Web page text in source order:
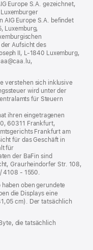
Europe S.A. gezeichnet,
AIG Europe S.A. befindet
Luxemburg,
Aufsicht des
II, L‑1840 Luxemburg,
verstehen sich inklusive
wird unter der
für Steuern
ihren eingetragenen
60311 Frankfurt,
Frankfurt am
für das Geschäft in
für
der BaFin sind
Graurheindorfer Str. 108,
4108 - 1550.
oben gerundete
die Displays eine
cm). Der tatsächlich
die tatsächlich